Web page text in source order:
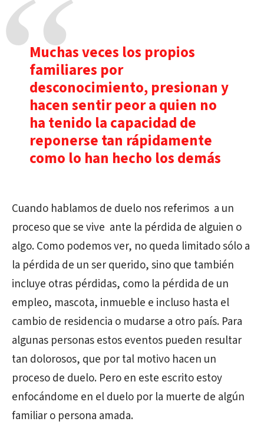
Muchas veces los propios
familiares por
desconocimiento, presionan y
hacen sentir peor a quien no
ha tenido la capacidad de
reponerse tan rápidamente
como lo han hecho los demás
Cuando hablamos de duelo nos referimos a un
proceso que se vive ante la pérdida de alguien o
algo. Como podemos ver, no queda limitado sólo a
la pérdida de un ser querido, sino que también
incluye otras pérdidas, como la pérdida de un
empleo, mascota, inmueble e incluso hasta el
cambio de residencia o mudarse a otro país. Para
algunas personas estos eventos pueden resultar
tan dolorosos, que por tal motivo hacen un
proceso de duelo. Pero en este escrito estoy
enfocándome en el duelo por la muerte de algún
familiar o persona amada.